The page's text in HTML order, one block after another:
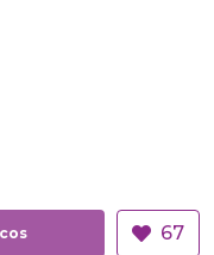
Adauga in cos
67